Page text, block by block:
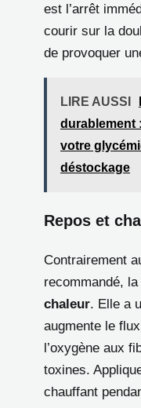
est l’arrêt
courir sur la
de provoquer
LIRE AUSSI
durablement
votre
déstockage
Repos et
Contrairement
recommandé,
chaleur. Elle a
augmente le
l’oxygène aux
toxines.
chauffant